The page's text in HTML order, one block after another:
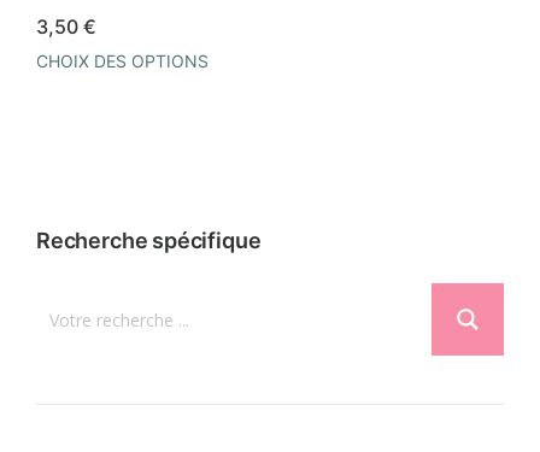
3,50 €
CHOIX DES OPTIONS
variations.
peuvent
Recherche spécifique